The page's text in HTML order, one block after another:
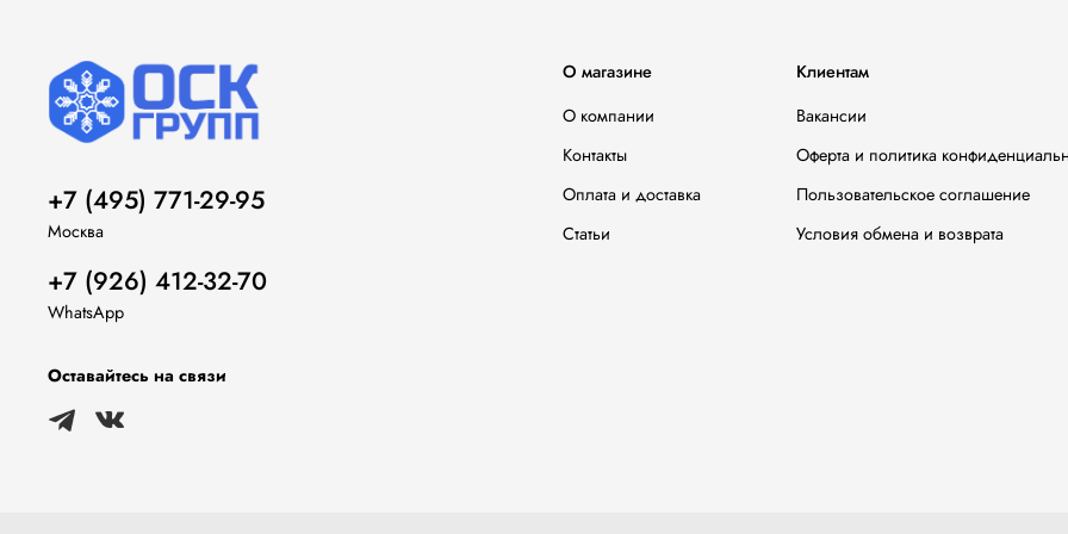
О магазине
О компании
Контакты
Оплата и доставка
Статьи
Клиентам
Вакансии
Оферта и политика
Пользовательское соглашение
Условия обмена и возврата
+7 (495) 771-29-95
Москва
+7 (926) 412-32-70
WhatsApp
Оставайтесь на связи